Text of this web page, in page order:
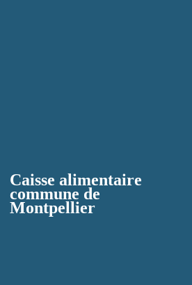
Caisse alimentaire
commune de
Montpellier